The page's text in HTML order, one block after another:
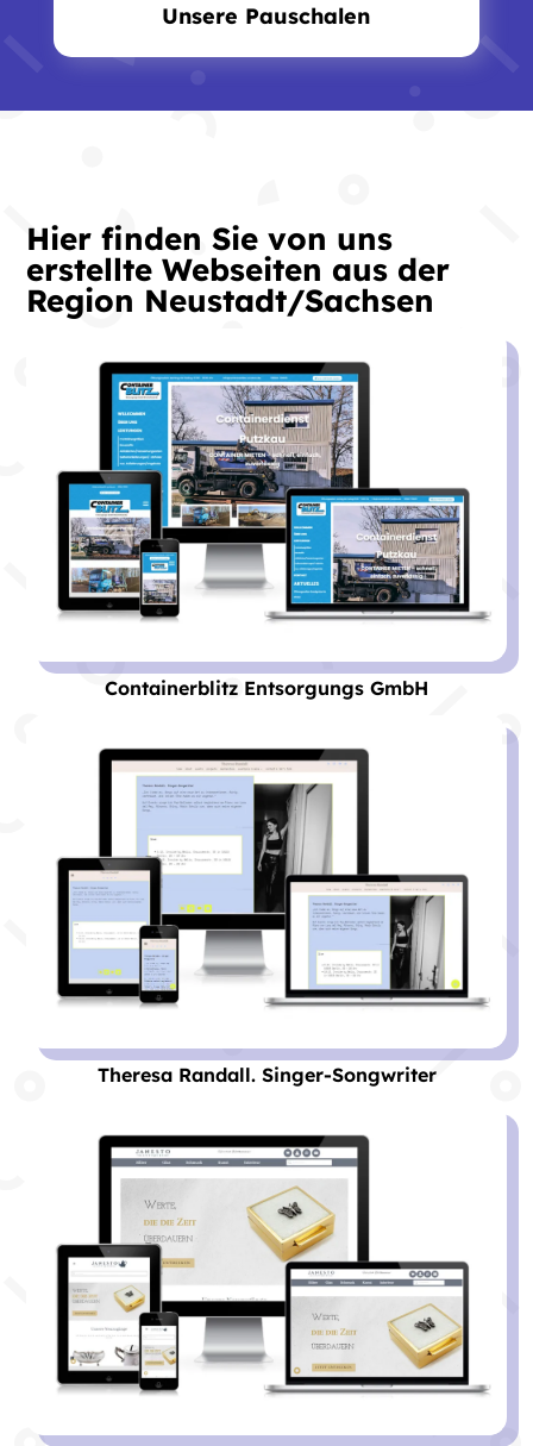
Unsere Pauschalen
Hier finden Sie von uns
erstellte Webseiten aus der
Region Neustadt/Sachsen
Containerblitz Entsorgungs GmbH
Theresa Randall. Singer-Songwriter